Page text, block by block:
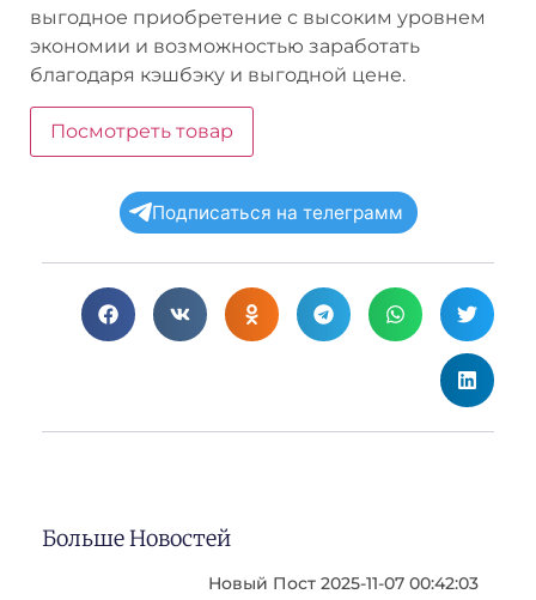
выгодное приобретение с высоким уровнем
экономии и возможностью заработать
благодаря кэшбэку и выгодной цене.
Посмотреть товар
Подписаться на телеграмм
Больше Новостей
Новый Пост 2025-11-07 00:42:03